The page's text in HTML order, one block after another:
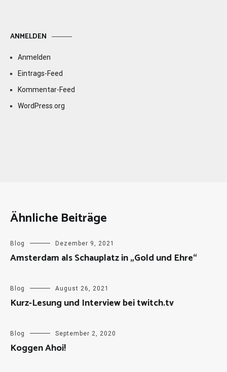
ANMELDEN
Anmelden
Eintrags-Feed
Kommentar-Feed
WordPress.org
Ähnliche Beiträge
Blog Dezember 9, 2021
Amsterdam als Schauplatz in „Gold und Ehre“
Blog August 26, 2021
Kurz-Lesung und Interview bei twitch.tv
Blog September 2, 2020
Koggen Ahoi!